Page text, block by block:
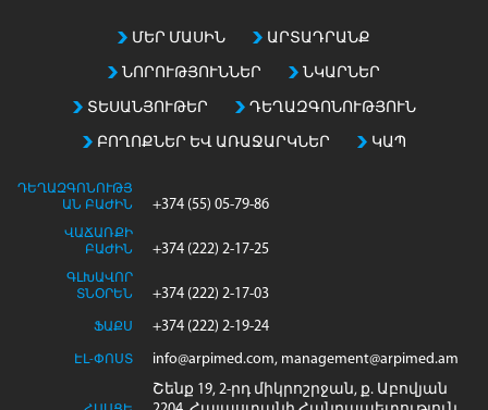
ՄԵՐ ՄԱՍԻՆ ԱՐՏԱԴՐԱՆՔ
ՆՈՐՈՒԹՅՈՒՆՆԵՐ ՆԿԱՐՆԵՐ
ՏԵՍԱՆՅՈՒԹԵՐ ԴԵՂԱԶԳՈՆՈՒԹՅՈՒՆ
ԲՈՂՈՔՆԵՐ ԵՎ ԱՌԱՋԱՐԿՆԵՐ ԿԱՊ
ԴԵՂԱԶԳՈՆՈՒԹՅ
ԱՆ ԲԱԺԻՆ
+374 (55) 05-79-86
ՎԱՃԱՌՔԻ
ԲԱԺԻՆ
+374 (222) 2-17-25
ԳԼԽԱՎՈՐ
ՏՆՕՐԵՆ
+374 (222) 2-17-03
ՖԱՔՍ +374 (222) 2-19-24
ԷԼ-ՓՈՍՏ info@arpimed.com, management@arpimed.am
Շենք 19, 2-րդ միկրոշրջան, ք. Աբովյան